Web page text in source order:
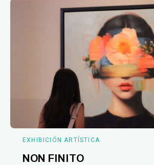
EXHIBICIÓN ARTÍSTICA
NON FINITO